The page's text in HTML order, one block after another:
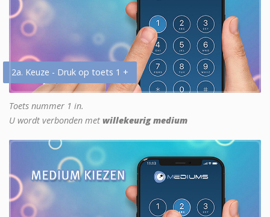
2a. Keuze - Druk op toets 1 +
Toets nummer 1 in.
U wordt verbonden met willekeurig medium